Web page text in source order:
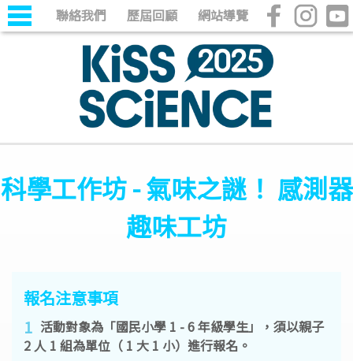
聯絡我們 歷屆回顧 網站導覽
科學工作坊 - 氣味之謎！ 感測器
趣味工坊
報名注意事項
1 活動對象為「國民小學 1 - 6 年級學生」，須以親子
2 人 1 組為單位（ 1 大 1 小）進行報名。